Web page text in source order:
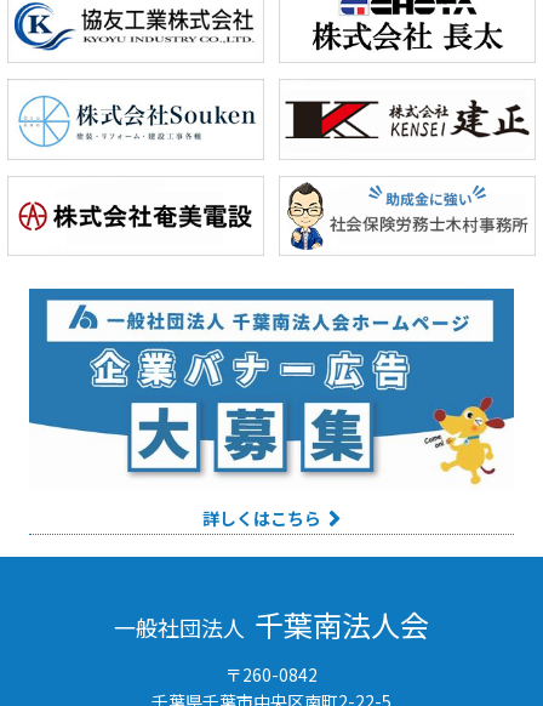
詳しくはこちら
一般社団法人 千葉南法人会
〒260-0842